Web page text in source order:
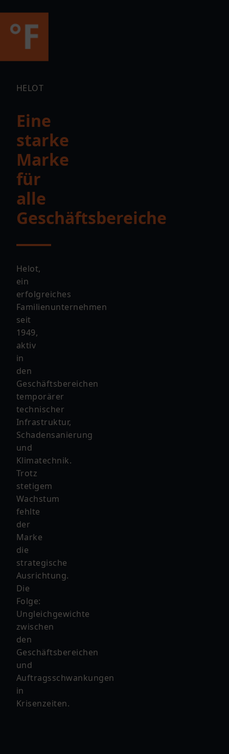
HELOT
Eine
starke
Marke
für
alle
Geschäftsbereiche
Helot,
ein
erfolgreiches
Familienunternehmen
seit
1949,
aktiv
in
den
Geschäftsbereichen
temporärer
technischer
Infrastruktur,
Schadensanierung
und
Klimatechnik.
Trotz
stetigem
Wachstum
fehlte
der
Marke
die
strategische
Ausrichtung.
Die
Folge:
Ungleichgewichte
zwischen
den
Geschäftsbereichen
und
Auftragsschwankungen
in
Krisenzeiten.